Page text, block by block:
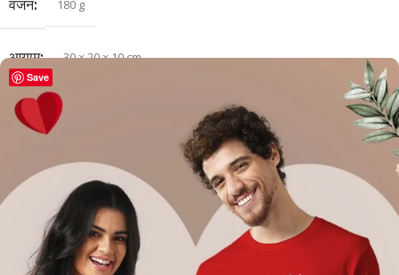
वजन 180 g
आयाम 30 × 20 × 10 cm
Save